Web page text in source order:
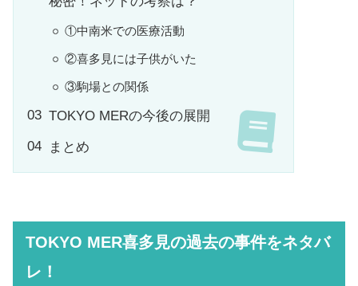
①中南米での医療活動
②喜多見には子供がいた
③駒場との関係
TOKYO MERの今後の展開
まとめ
TOKYO MER喜多見の過去の事件をネタバ
レ！